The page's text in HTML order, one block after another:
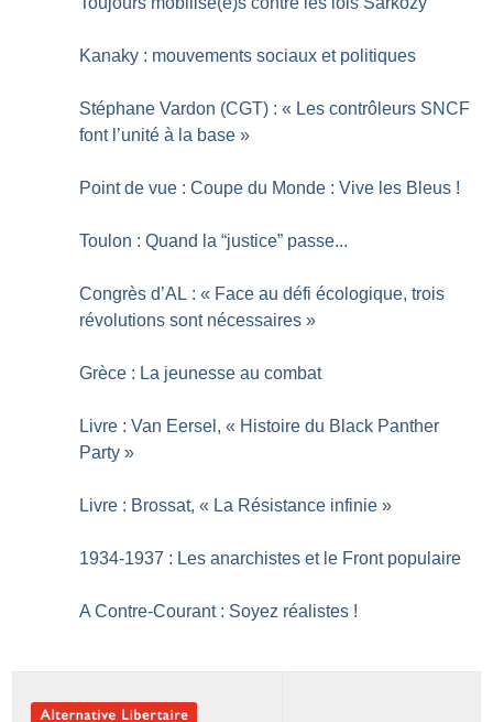
Kanaky : mouvements sociaux et politiques
Stéphane Vardon (CGT) : « Les contrôleurs SNCF
font l’unité à la base »
Point de vue : Coupe du Monde : Vive les Bleus !
Toulon : Quand la “justice” passe...
Congrès d’AL : « Face au défi écologique, trois
révolutions sont nécessaires »
Grèce : La jeunesse au combat
Livre : Van Eersel, « Histoire du Black Panther
Party »
Livre : Brossat, « La Résistance infinie »
1934-1937 : Les anarchistes et le Front populaire
A Contre-Courant : Soyez réalistes !